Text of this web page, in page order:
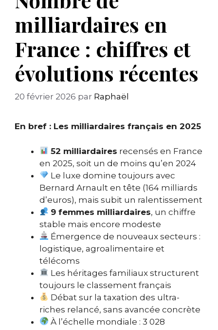
milliardaires en
France : chiffres et
évolutions récentes
20 février 2026 par Raphaël
En bref : Les milliardaires français en 2025
52 milliardaires recensés en France
en 2025, soit un de moins qu’en 2024
Le luxe domine toujours avec
Bernard Arnault en tête (164 milliards
d’euros), mais subit un ralentissement
9 femmes milliardaires, un chiffre
stable mais encore modeste
Émergence de nouveaux secteurs :
logistique, agroalimentaire et
télécoms
Les héritages familiaux structurent
toujours le classement français
Débat sur la taxation des ultra-
riches relancé, sans avancée concrète
À l’échelle mondiale : 3 028